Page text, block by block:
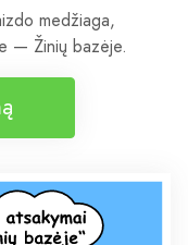
medžiaga,
— Žinių bazėje.